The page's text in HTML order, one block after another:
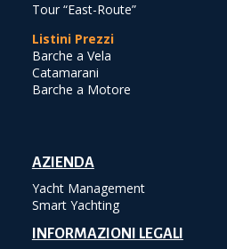
Tour “East-Route”
Listini Prezzi
Barche a Vela
Catamarani
Barche a Motore
AZIENDA
Yacht Management
Smart Yachting
INFORMAZIONI LEGALI